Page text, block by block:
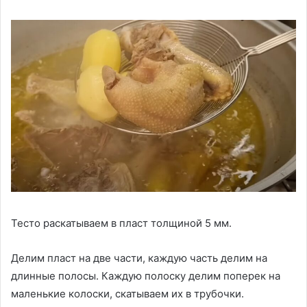
Тесто раскатываем в пласт толщиной 5 мм.
Делим пласт на две части, каждую часть делим на
длинные полосы. Каждую полоску делим поперек на
маленькие колоски, скатываем их в трубочки.